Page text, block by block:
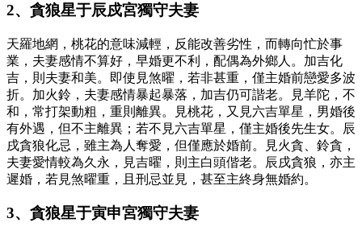
2、貪狼星于辰戍宮獨守夫妻
天羅地網，桃花的意味減輕，反能改善劣性，而轉向忙於事
業，夫妻感情不算好，早婚更不利，配偶為外鄉人。加吉化
吉，則夫妻和美。即使見煞曜，若非甚重，僅主婚前戀愛多波
折。加火鈴，夫妻感情暴起暴落，加吉仍可諧老。見羊陀，不
和，常打架動粗，重則離異。見桃花，又見六吉單星，男婚後
有外遇，但不主離異；若不見六吉單星，僅主婚後先生女。辰
戌貪狼化忌，雖主為人奪愛，但僅應於婚前。見火貪、鈴貪，
夫妻愛情較為久永，見吉曜，則主白頭偕老。辰戌貪狼，亦主
遲婚，若見煞曜重，且刑忌並見，甚至主終身無婚約。
3、貪狼星于寅申宮獨守夫妻